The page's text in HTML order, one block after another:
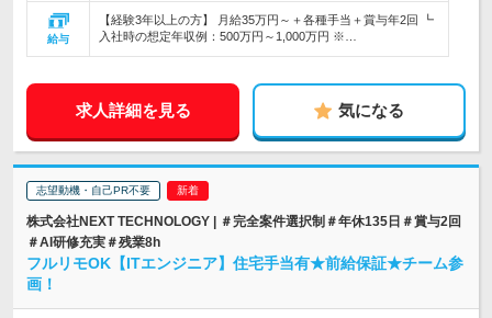
給与
【経験3年以上の方】 月給35万円～＋各種手当＋賞与年2回 ┗
入社時の想定年収例：500万円～1,000万円 ※…
求人詳細を見る 気になる
志望動機・自己PR不要
株式会社NEXT TECHNOLOGY | ＃完全案件選択制＃年休135日＃賞与2回
＃AI研修充実＃残業8h
フルリモOK【ITエンジニア】住宅手当有★前給保証★チーム参
画！